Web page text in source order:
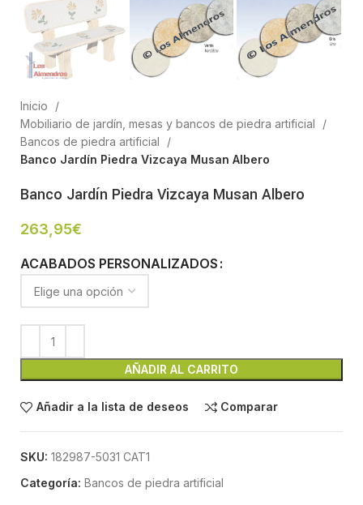
Inicio
Mobiliario de jardín, mesas y bancos de piedra artificial
Bancos de piedra artificial
Banco Jardín Piedra Vizcaya Musan Albero
Banco Jardín Piedra Vizcaya Musan Albero
263,95€
ACABADOS PERSONALIZADOS
AÑADIR AL CARRITO
Añadir a la lista de deseos Comparar
SKU: 182987-5031 CAT1
Categoría: Bancos de piedra artificial